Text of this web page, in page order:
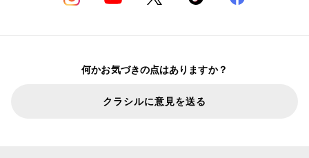
何かお気づきの点はありますか？
クラシルに意見を送る